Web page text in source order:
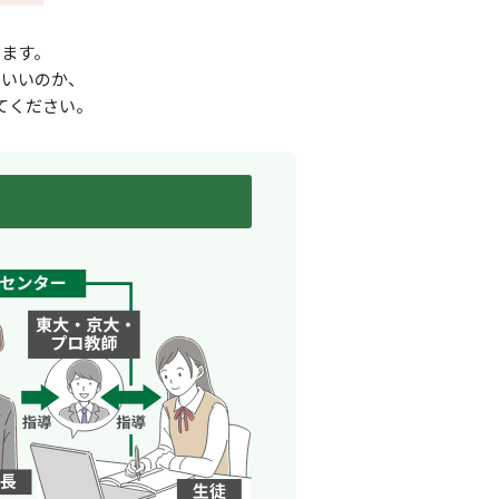
す。
いのか、
ださい。